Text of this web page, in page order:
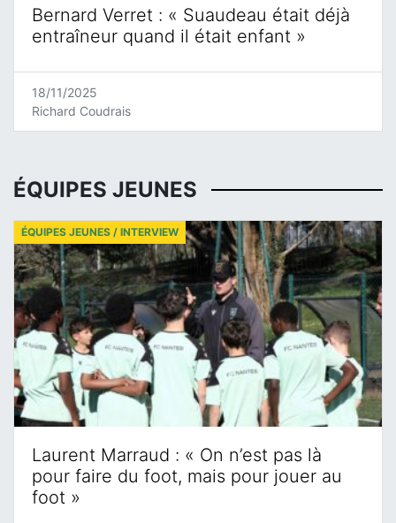
Bernard Verret : « Suaudeau était déjà
entraîneur quand il était enfant »
18/11/2025
Richard Coudrais
ÉQUIPES JEUNES
Laurent Marraud : « On n’est pas là
pour faire du foot, mais pour jouer au
foot »
ÉQUIPES JEUNES / INTERVIEW